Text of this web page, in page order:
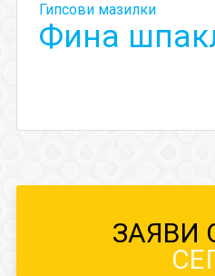
Гипсови мазилки
Фина
ЗАЯВИ